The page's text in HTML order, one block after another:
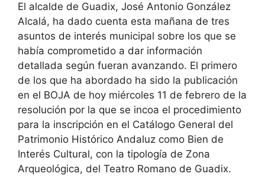
El alcalde de Guadix, José Antonio González
Alcalá, ha dado cuenta esta mañana de tres
asuntos de interés municipal sobre los que se
había comprometido a dar información
detallada según fueran avanzando. El primero
de los que ha abordado ha sido la publicación
en el BOJA de hoy miércoles 11 de febrero de la
resolución por la que se incoa el procedimiento
para la inscripción en el Catálogo General del
Patrimonio Histórico Andaluz como Bien de
Interés Cultural, con la tipología de Zona
Arqueológica, del Teatro Romano de Guadix.